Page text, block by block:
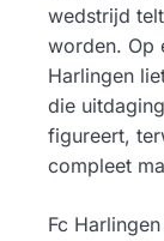
wedstrijd
worden. Op
Harlingen
die
figureert,
compleet
Fc